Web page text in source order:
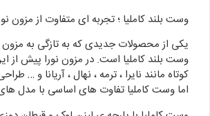
وست بلند کاملیا ؛ تجربه ای متفاوت از مزون
یکی از محصولات جدیدی که به تازگی به مزون
وست بلند کاملیا است. در مزون نورا پیش از
کوتاه مانند نایرا ، ترمه ، نهال ، آریانا و …
اما وست کاملیا تفاوت های اساسی با مدل